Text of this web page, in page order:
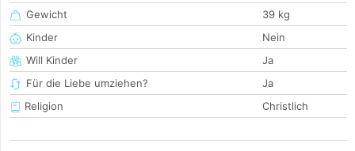
Gewicht
39 kg
Kinder
Nein
Will Kinder
Ja
Für die Liebe umziehen?
Ja
Religion
Christlich